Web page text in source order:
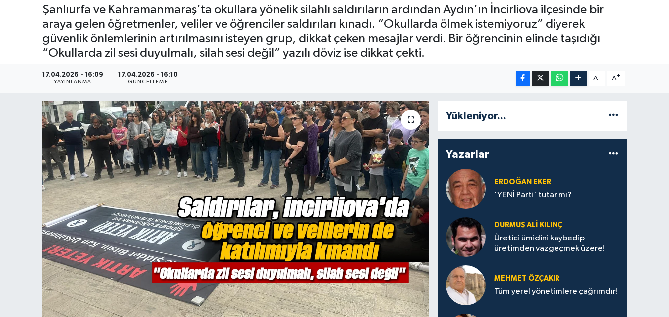
Şanlıurfa ve Kahramanmaraş’ta okullara yönelik silahlı saldırıların ardından Aydın’ın İncirliova ilçesinde bir
araya gelen öğretmenler, veliler ve öğrenciler saldırıları kınadı. “Okullarda ölmek istemiyoruz” diyerek
güvenlik önlemlerinin artırılmasını isteyen grup, dikkat çeken mesajlar verdi. Bir öğrencinin elinde taşıdığı
“Okullarda zil sesi duyulmalı, silah sesi değil” yazılı döviz ise dikkat çekti.
17.04.2026 - 16:09
YAYINLANMA
17.04.2026 - 16:10
GÜNCELLEME
A- A+
Yükleniyor...
Yazarlar
ERDOĞAN EKER
'YENİ Parti' tutar mı?
DURMUŞ ALI KILINÇ
Üretici ümidini kaybedip
üretimden vazgeçmek üzere!
MEHMET ÖZÇAKIR
Tüm yerel yönetimlere çağrımdır!
Kültür Sanat
Spor
Son Dakika Haberleri
Haber Arşivi